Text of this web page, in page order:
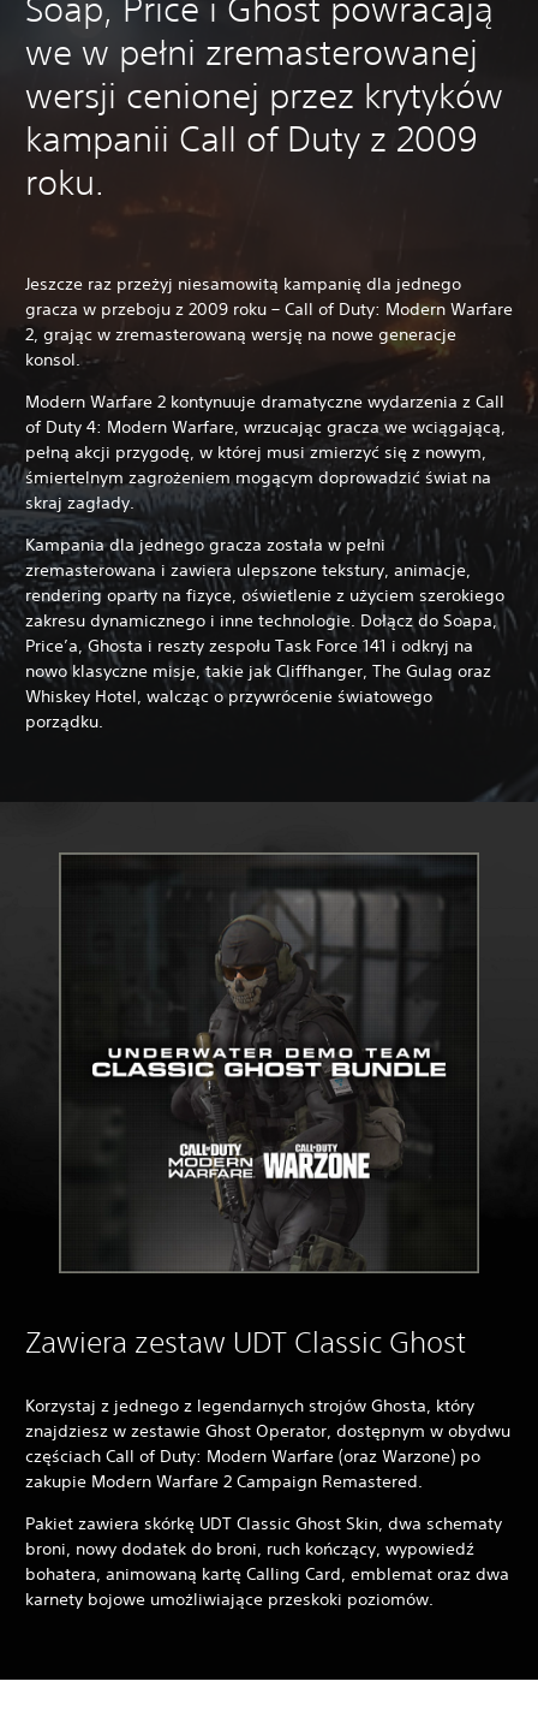
Soap, Price i Ghost powracają
we w pełni zremasterowanej
wersji cenionej przez krytyków
kampanii Call of Duty z 2009
roku.
Jeszcze raz przeżyj niesamowitą kampanię dla jednego
gracza w przeboju z 2009 roku – Call of Duty: Modern Warfare
2, grając w zremasterowaną wersję na nowe generacje
konsol.
Modern Warfare 2 kontynuuje dramatyczne wydarzenia z Call
of Duty 4: Modern Warfare, wrzucając gracza we wciągającą,
pełną akcji przygodę, w której musi zmierzyć się z nowym,
śmiertelnym zagrożeniem mogącym doprowadzić świat na
skraj zagłady.
Kampania dla jednego gracza została w pełni
zremasterowana i zawiera ulepszone tekstury, animacje,
rendering oparty na fizyce, oświetlenie z użyciem szerokiego
zakresu dynamicznego i inne technologie. Dołącz do Soapa,
Price’a, Ghosta i reszty zespołu Task Force 141 i odkryj na
nowo klasyczne misje, takie jak Cliffhanger, The Gulag oraz
Whiskey Hotel, walcząc o przywrócenie światowego
porządku.
Zawiera zestaw UDT Classic Ghost
Korzystaj z jednego z legendarnych strojów Ghosta, który
znajdziesz w zestawie Ghost Operator, dostępnym w obydwu
częściach Call of Duty: Modern Warfare (oraz Warzone) po
zakupie Modern Warfare 2 Campaign Remastered.
Pakiet zawiera skórkę UDT Classic Ghost Skin, dwa schematy
broni, nowy dodatek do broni, ruch kończący, wypowiedź
bohatera, animowaną kartę Calling Card, emblemat oraz dwa
karnety bojowe umożliwiające przeskoki poziomów.